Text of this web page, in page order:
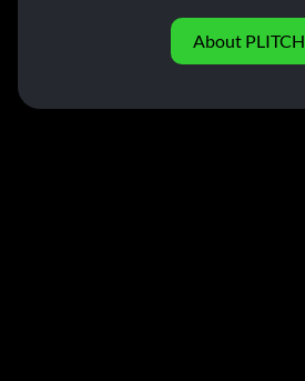
About PLITCH